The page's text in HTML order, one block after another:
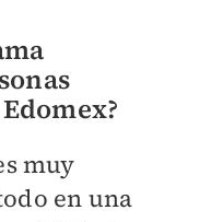
muy
en una